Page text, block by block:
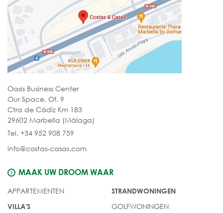
Oasis Business Center
Our Space, Of. 9
Ctra de Cádiz Km 183
29602 Marbella (Málaga)
Tel. +34 952 908 759
info@costas-casas.com
MAAK UW DROOM WAAR
APPARTEMENTEN
VILLA'S
STRANDWONINGEN
GOLFWONINGEN